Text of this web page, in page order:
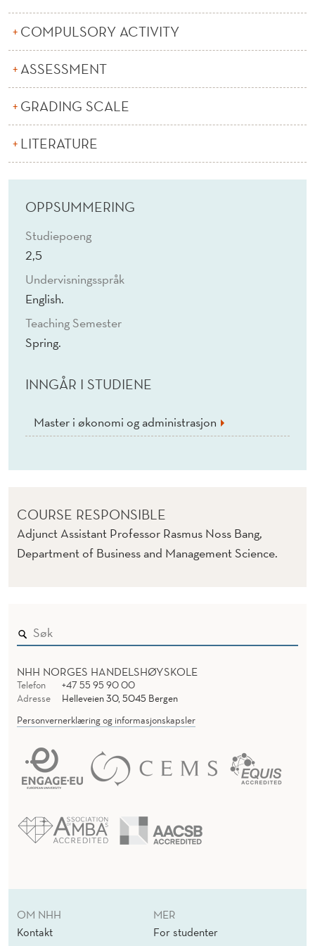
R
A
R
O
COMPULSORY ACTIVITY
ASSESSMENT
GRADING SCALE
LITERATURE
OPPSUMMERING
Studiepoeng
2,5
Undervisningsspråk
English.
Teaching Semester
Spring.
INNGÅR I STUDIENE
Master i økonomi og administrasjon
COURSE RESPONSIBLE
Adjunct Assistant Professor Rasmus Noss Bang,
Department of Business and Management Science.
NHH NORGES HANDELSHØYSKOLE
Telefon
+47 55 95 90 00
Adresse
Helleveien 30, 5045 Bergen
Personvernerklæring og informasjonskapsler
OM NHH
Kontakt
MER
For studenter